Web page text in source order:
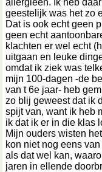
allergieën. Ik heb
geestelijk was het zo
Dat is ook echt geen
geen echt
klachten er wel echt
uitgaan en leuke
omdat ik ziek was
mijn 100-dagen -de
van t 6e jaar- heb
zo blij geweest dat ik
spijt van, want ik heb
ik dat ik er in die klas
Mijn ouders wisten
kon niet nog eens
als dat wel kan,
jaren in ellende